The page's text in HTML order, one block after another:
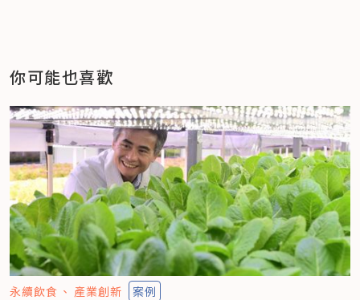
你可能也喜歡
永續飲食 產業創新 案例